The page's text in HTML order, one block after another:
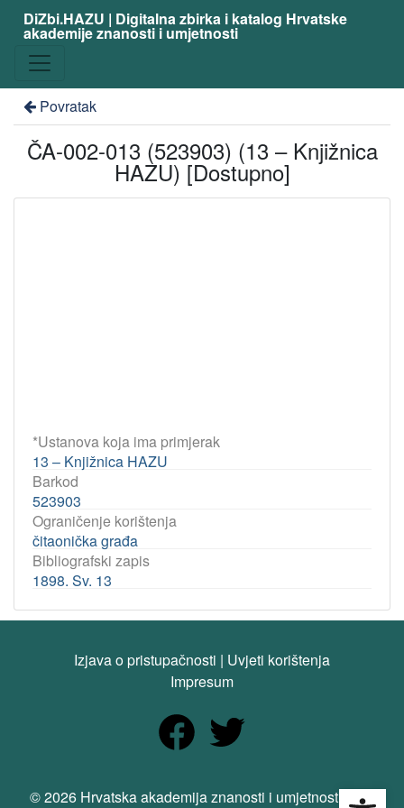
DiZbi.HAZU | Digitalna zbirka i katalog Hrvatske
akademije znanosti i umjetnosti
Povratak
ČA-002-013 (523903) (13 – Knjižnica
HAZU) [Dostupno]
*Ustanova koja ima primjerak
13 – Knjižnica HAZU
Barkod
523903
Ograničenje korištenja
čitaonička građa
Bibliografski zapis
1898. Sv. 13
Izjava o pristupačnosti | Uvjeti korištenja
Impresum
© 2026 Hrvatska akademija znanosti i umjetnosti. Sva